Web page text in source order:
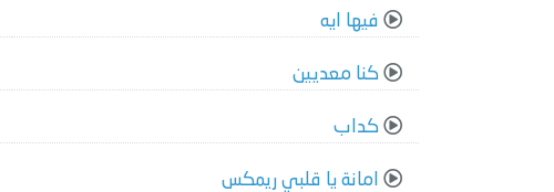
فيها ايه
كنا معديين
كداب
امانة يا قلبي ريمكس